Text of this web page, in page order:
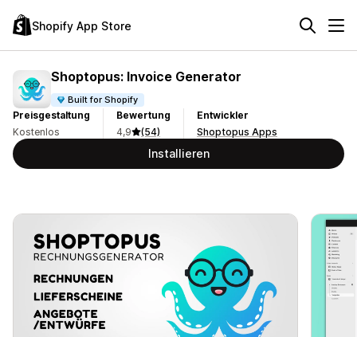
Shopify App Store
Shoptopus: Invoice Generator
Built for Shopify
Preisgestaltung
Kostenlos
Bewertung
4,9
(54)
Entwickler
Shoptopus Apps
Installieren